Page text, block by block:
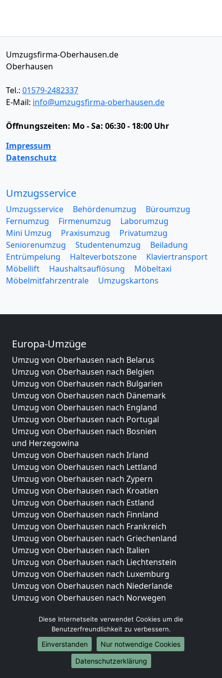
Umzugsfirma-Oberhausen.de
Oberhausen
Tel.: 01579-2482337
E-Mail: info@umzugsfirma-oberhausen.de
Öffnungszeiten: Mo - Sa: 06:30 - 18:00 Uhr
Impressum
Datenschutz
Umzugsservice
Umzugsservice Behördenumzug
Büroumzug
Fernumzug
Firmenumzug
Laborumzug
Mini Umzug
Praxisumzug
Privatumzug
Seniorenumzug
Studentenumzug
Beiladung
Entrümpelung
Halteverbotszone
Klaviertransport
Möbellift
Haushaltsauflösung
Möbeltaxi
Möbelmitfahrzentrale
Umzugskartons
Europa-Umzüge
Umzug von Oberhausen nach Belarus
Umzug von Oberhausen nach Belgien
Umzug von Oberhausen nach Bulgarien
Umzug von Oberhausen nach Dänemark
Umzug von Oberhausen nach England
Umzug von Oberhausen nach Portugal
Umzug von Oberhausen nach Bosnien
und Herzegowina
Umzug von Oberhausen nach Irland
Umzug von Oberhausen nach Lettland
Umzug von Oberhausen nach Zypern
Umzug von Oberhausen nach Kroatien
Umzug von Oberhausen nach Estland
Umzug von Oberhausen nach Finnland
Umzug von Oberhausen nach Frankreich
Umzug von Oberhausen nach Griechenland
Umzug von Oberhausen nach Italien
Umzug von Oberhausen nach Liechtenstein
Umzug von Oberhausen nach Luxemburg
Umzug von Oberhausen nach Niederlande
Umzug von Oberhausen nach Norwegen
Umzüge-Deutschlandweit
Umzug von Oberhausen nach Berlin
Umzug von Oberhausen nach Hamburg
Umzug von Oberhausen nach München
Umzug von Oberhausen nach Köln
Diese Internetseite verwendet Cookies um die
Benutzerfreundlichkeit zu verbessern.
Einverstanden
Nur notwendige Cookies
Datenschutzerklärung